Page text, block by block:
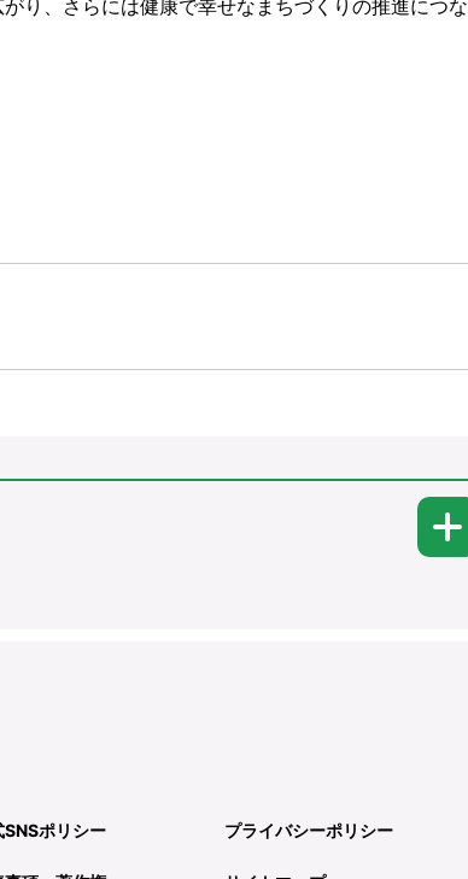
り、さらには健康で幸せなまちづくりの推進につな
SNSポリシー プライバシーポリシー